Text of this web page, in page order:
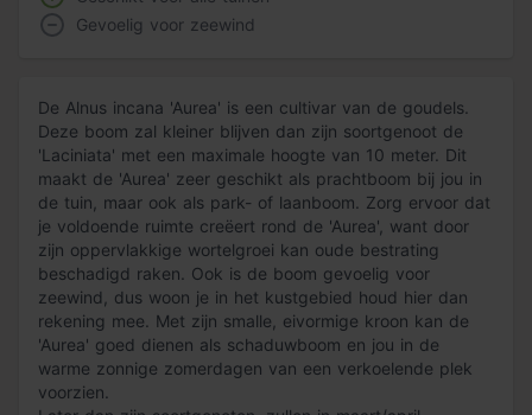
Gevoelig voor zeewind
De Alnus incana 'Aurea' is een cultivar van de goudels.
Deze boom zal kleiner blijven dan zijn soortgenoot de
'Laciniata' met een maximale hoogte van 10 meter. Dit
maakt de 'Aurea' zeer geschikt als prachtboom bij jou in
de tuin, maar ook als park- of laanboom. Zorg ervoor dat
je voldoende ruimte creëert rond de 'Aurea', want door
zijn oppervlakkige wortelgroei kan oude bestrating
beschadigd raken. Ook is de boom gevoelig voor
zeewind, dus woon je in het kustgebied houd hier dan
rekening mee. Met zijn smalle, eivormige kroon kan de
'Aurea' goed dienen als schaduwboom en jou in de
warme zonnige zomerdagen van een verkoelende plek
voorzien.